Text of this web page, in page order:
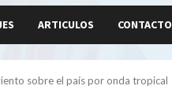
ARTICULOS CONTACTO
sobre el país por onda tropical